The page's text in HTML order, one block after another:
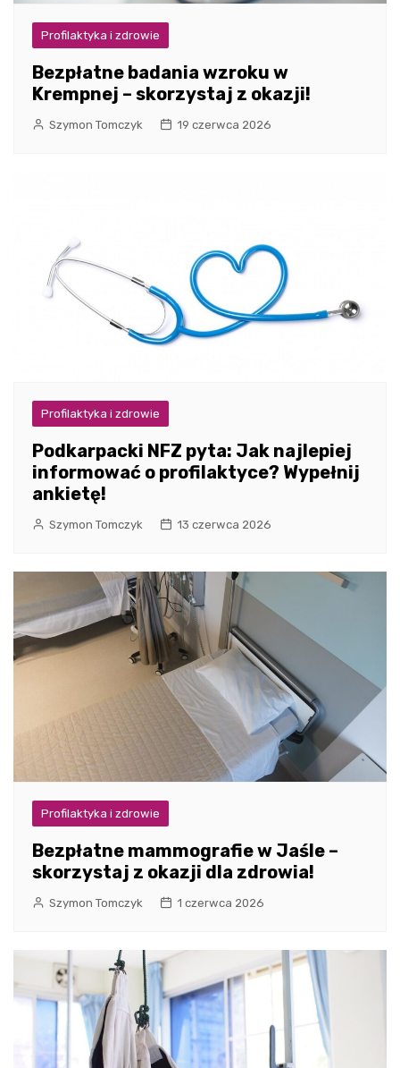
Profilaktyka i zdrowie
Bezpłatne badania wzroku w
Krempnej – skorzystaj z okazji!
Szymon Tomczyk 19 czerwca 2026
Profilaktyka i zdrowie
Podkarpacki NFZ pyta: Jak najlepiej
informować o profilaktyce? Wypełnij
ankietę!
Szymon Tomczyk 13 czerwca 2026
Profilaktyka i zdrowie
Bezpłatne mammografie w Jaśle –
skorzystaj z okazji dla zdrowia!
Szymon Tomczyk 1 czerwca 2026